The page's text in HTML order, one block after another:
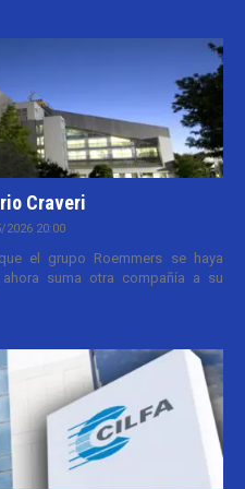
Craveri
2026 20:00
el grupo Roemmers se haya
suma otra compañía a su